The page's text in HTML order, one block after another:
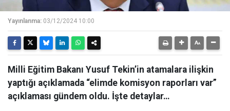
Yayınlanma: 03/12/2024 10:00
Milli Eğitim Bakanı Yusuf Tekin’in atamalara ilişkin
yaptığı açıklamada “elimde komisyon raporları var”
açıklaması gündem oldu. İşte detaylar…